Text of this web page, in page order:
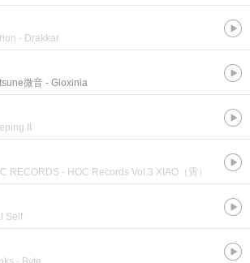
- Drakkar
微音 - Gloxinia
II
RECORDS - HOC Records Vol.3 XIAO（霄）
Self